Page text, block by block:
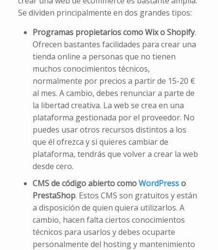
Se dividen principalmente en dos grandes tipos:
Programas propietarios como Wix o Shopify.
Ofrecen bastantes facilidades para crear una
tienda online a personas que no tienen
muchos conocimientos técnicos,
normalmente por precios a partir de 15-20 €
al mes. A cambio, debes renunciar a parte de
la libertad creativa. La web se crea en una
plataforma gestionada por el proveedor. No
puedes usar otros recursos distintos a los
que él ofrezca y si quieres cambiar de
plataforma, tendrás que volver a crear la web
desde cero.
CMS de código abierto comoWordPresso
PrestaShop. Estos CMS son gratuitos y están
a disposición de quien quiera utilizarlos. A
cambio, hacen falta ciertos conocimientos
técnicos para usarlos y debes ocuparte
personalmente del hosting y mantenimiento